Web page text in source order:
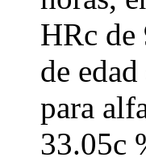
HRc de
de
para
33.05c